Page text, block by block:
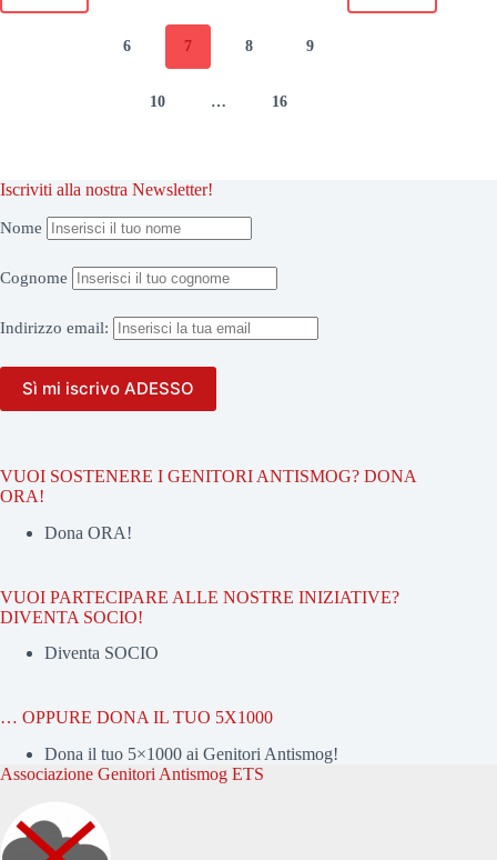
6 7 8 9
10 … 16
Iscriviti alla nostra Newsletter!
Nome
Cognome
Indirizzo email:
VUOI SOSTENERE I GENITORI ANTISMOG? DONA
ORA!
Dona ORA!
VUOI PARTECIPARE ALLE NOSTRE INIZIATIVE?
DIVENTA SOCIO!
Diventa SOCIO
… OPPURE DONA IL TUO 5X1000
Dona il tuo 5×1000 ai Genitori Antismog!
Associazione Genitori Antismog ETS